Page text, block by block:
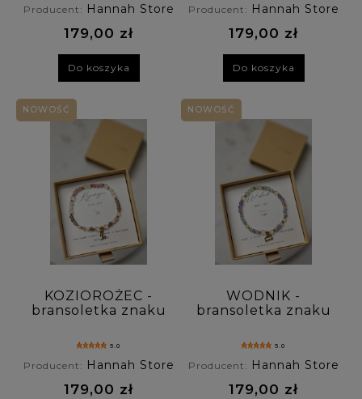
dymny, kryształ
górski
Producent: Hannah Store
179,00 zł
Do koszyka
kryształ górski
Producent: Hannah Store
179,00 zł
Do koszyka
KOZIOROŻEC -
bransoletka znaku
- kwarc różowy,
kamień księżycowy,
kwarc dymny,
kryształ górski
5.0
Producent: Hannah Store
179,00 zł
NOWOŚĆ
WODNIK -
bransoletka znaku
- angelit, ametyst,
fluoryt, kryształ
górski
5.0
Producent: Hannah Store
179,00 zł
NOWOŚĆ